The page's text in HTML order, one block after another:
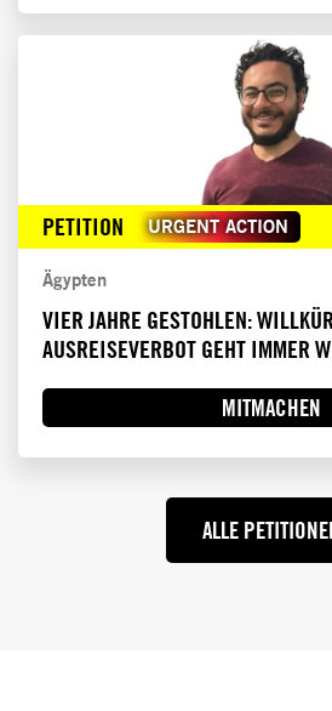
PETITION URGENT ACTION
Ägypten
VIER JAHRE GESTOHLEN:
AUSREISEVERBOT GEHT IMMER
MITMACHEN
ALLE